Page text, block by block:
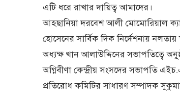
এটি ধরে রাখার দায়িত্ব আমাদের।
আহছানিয়া দরবেশ আলী মোমোরিয়াল
হোসেনের সার্বিক দিক নির্দেশনায়
অধ্যক্ষ খান আলাউদ্দিনের সভাপতিত্বে
অগ্নিবীণা কেন্দ্রীয় সংসদের সভাপতি
প্রতিরোধ কমিটির সাধারণ সম্পাদক